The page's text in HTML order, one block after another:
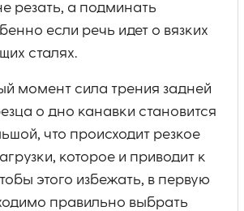
резать, а подминать
если речь идет о вязких
сталях.
момент сила трения задней
о дно канавки становится
что происходит резкое
которое и приводит к
этого избежать, в первую
правильно выбрать